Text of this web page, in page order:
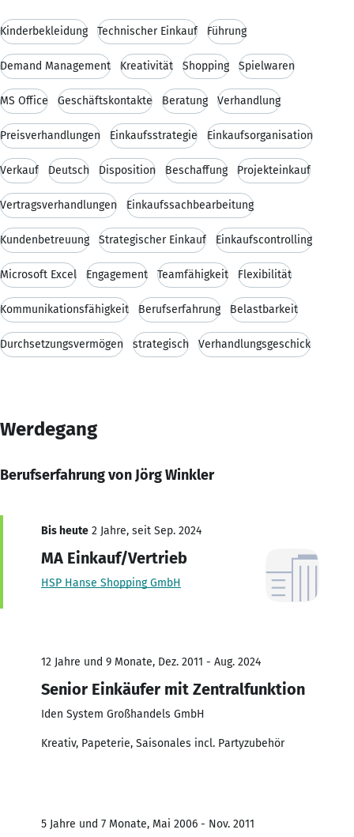
Kinderbekleidung Technischer Einkauf Führung
Demand Management Kreativität Shopping Spielwaren
MS Office Geschäftskontakte Beratung Verhandlung
Preisverhandlungen Einkaufsstrategie Einkaufsorganisation
Verkauf Deutsch Disposition Beschaffung Projekteinkauf
Vertragsverhandlungen Einkaufssachbearbeitung
Kundenbetreuung Strategischer Einkauf Einkaufscontrolling
Microsoft Excel Engagement Teamfähigkeit Flexibilität
Kommunikationsfähigkeit Berufserfahrung Belastbarkeit
Durchsetzungsvermögen strategisch Verhandlungsgeschick
Werdegang
Berufserfahrung von Jörg Winkler
Bis heute 2 Jahre, seit Sep. 2024
MA Einkauf/Vertrieb
HSP Hanse Shopping GmbH
12 Jahre und 9 Monate, Dez. 2011 - Aug. 2024
Senior Einkäufer mit Zentralfunktion
Iden System Großhandels GmbH
Kreativ, Papeterie, Saisonales incl. Partyzubehör
5 Jahre und 7 Monate, Mai 2006 - Nov. 2011